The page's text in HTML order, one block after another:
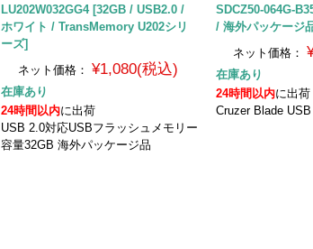
LU202W032GG4 [32GB / USB2.0 /
ホワイト / TransMemory U202シリ
ーズ]
ネット価格： ¥1,080(税込)
在庫あり
24時間以内に出荷
USB 2.0対応USBフラッシュメモリー
容量32GB 海外パッケージ品
SDCZ50-064G-
/ 海外パッケージ品
ネット価格：
在庫あり
24時間以内に出荷
Cruzer Blade